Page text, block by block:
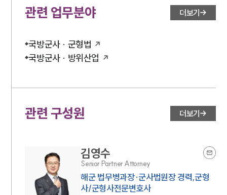
관련 업무분야 더보기
국방군사 · 군형법
국방군사 · 방위산업
관련 구성원 더보기
김영수
Senior Partner Attorney
해군 법무병과장·군사법원장 경력,군형
사/군형사전문변호사